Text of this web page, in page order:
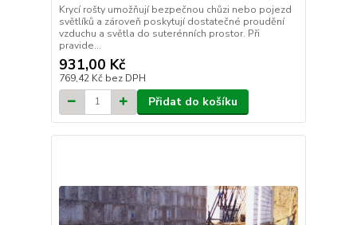
Krycí rošty umožňují bezpečnou chůzi nebo pojezd
světlíků a zároveň poskytují dostatečné proudění
vzduchu a světla do suterénních prostor. Při
pravide...
931,00 Kč
769,42 Kč bez DPH
Přidat do košíku